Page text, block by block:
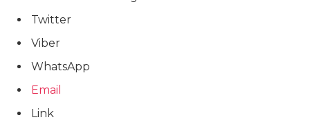
Twitter
Viber
WhatsApp
Email
Link